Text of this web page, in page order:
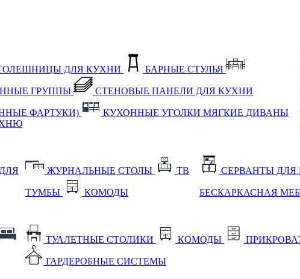
ДЛЯ КУХНИ БАРНЫЕ СТУЛЬЯ
ГРУППЫ СТЕНОВЫЕ ПАНЕЛИ ДЛЯ КУХНИ
ФАРТУКИ) КУХОННЫЕ УГОЛКИ МЯГКИЕ ДИВАНЫ
ЖУРНАЛЬНЫЕ СТОЛЫ ТВ
ТУМБЫ КОМОДЫ
СЕРВАНТЫ
БЕСКАРКАСНАЯ
ТУАЛЕТНЫЕ СТОЛИКИ КОМОДЫ
ГАРДЕРОБНЫЕ СИСТЕМЫ